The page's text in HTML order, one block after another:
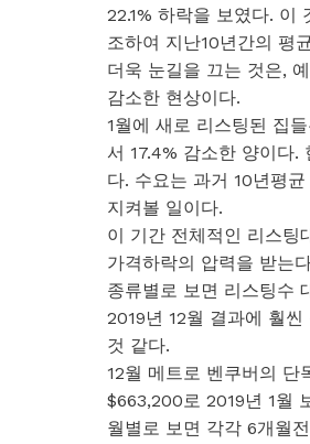
22.1% 하락을 보였다. 이
조하여 지난10년간의 평
더욱 눈길을 끄는 것은,
감소한 현상이다.
1월에 새로 리스팅된 집
서 17.4% 감소한 양이다.
다. 수요는 과거 10년평
지켜볼 일이다.
이 기간 전체적인 리스팅
가격하락의 압력을 받는
종류별로 보면 리스팅수
2019년 12월 결과에 훨
것 같다.
12월 메트로 벤쿠버의 단
$663,200로 2019년 1월
월별로 보면 각각 6개월